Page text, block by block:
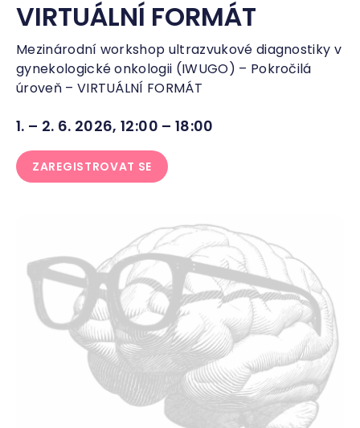
VIRTUÁLNÍ FORMÁT
Mezinárodní workshop ultrazvukové diagnostiky v
gynekologické onkologii (IWUGO) – Pokročilá
úroveň – VIRTUÁLNÍ FORMÁT
1. – 2. 6. 2026, 12:00 – 18:00
ZAREGISTROVAT SE